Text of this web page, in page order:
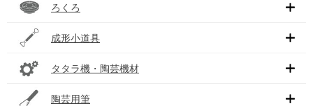
ろくろ
成形小道具
タタラ機・陶芸機材
陶芸用筆